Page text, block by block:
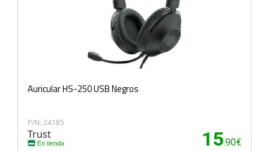
Auricular HS-250 USB Negros
P/N: 24185
Trust
En tienda 15.90€